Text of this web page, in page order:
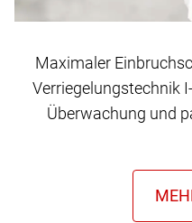
Maximaler
Verriegelungstechnik
Überwachung und